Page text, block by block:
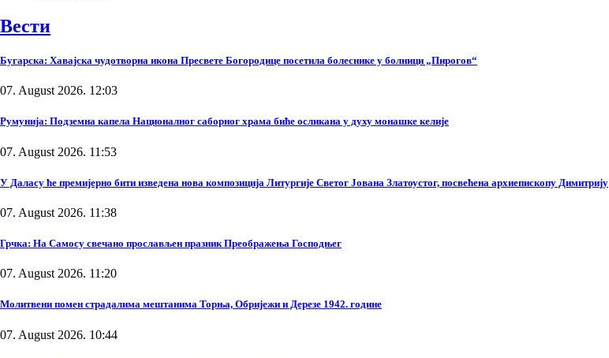
Вести
Бугарска: Хавајска чудотворна икона Пресвете Богородице посетила болеснике у болници „Пирогов“
07. August 2026. 12:03
Румунија: Подземна капела Националног саборног храма биће осликана у духу монашке келије
07. August 2026. 11:53
У Даласу ће премијерно бити изведена нова композиција Литургије Светог Јована Златоустог, посвећена архиепископу Димитрију
07. August 2026. 11:38
Грчка: На Самосу свечано прослављен празник Преображења Господњег
07. August 2026. 11:20
Молитвени помен страдалима мештанима Торња, Обријежи и Дерезе 1942. године
07. August 2026. 10:44